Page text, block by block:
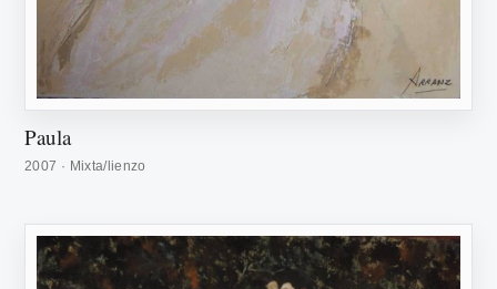
Paula
2007 · Mixta/lienzo